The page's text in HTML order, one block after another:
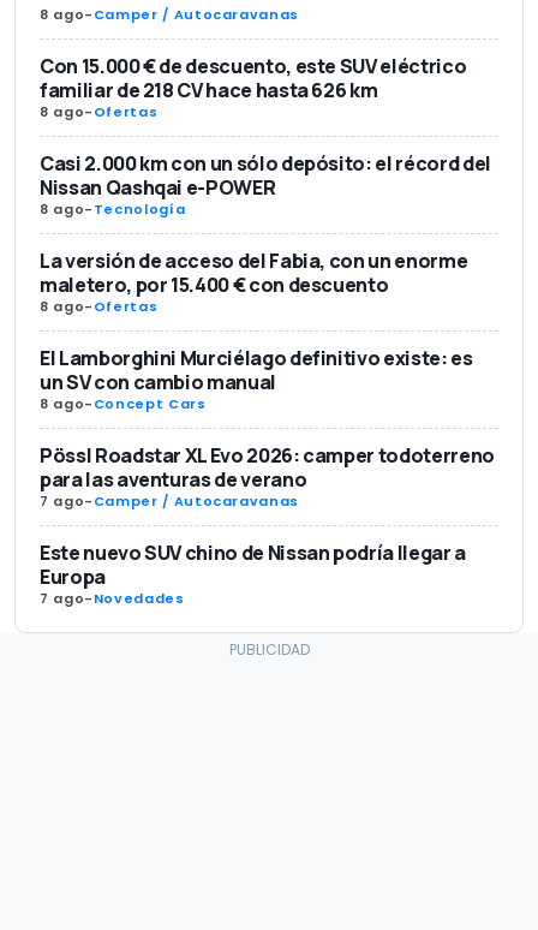
8 ago-Camper / Autocaravanas
Con 15.000 € de descuento, este SUV eléctrico
familiar de 218 CV hace hasta 626 km
8 ago-Ofertas
Casi 2.000 km con un sólo depósito: el récord del
Nissan Qashqai e-POWER
8 ago-Tecnología
La versión de acceso del Fabia, con un enorme
maletero, por 15.400 € con descuento
8 ago-Ofertas
El Lamborghini Murciélago definitivo existe: es
un SV con cambio manual
8 ago-Concept Cars
Pössl Roadstar XL Evo 2026: camper todoterreno
para las aventuras de verano
7 ago-Camper / Autocaravanas
Este nuevo SUV chino de Nissan podría llegar a
Europa
7 ago-Novedades